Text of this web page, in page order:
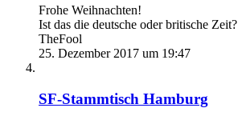
Frohe Weihnachten!
Ist das die deutsche oder britische Zeit?
TheFool
25. Dezember 2017 um 19:47
SF-Stammtisch Hamburg